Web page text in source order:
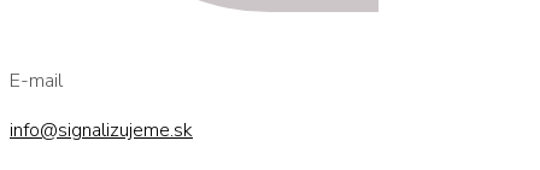
E-mail
info@signalizujeme.sk